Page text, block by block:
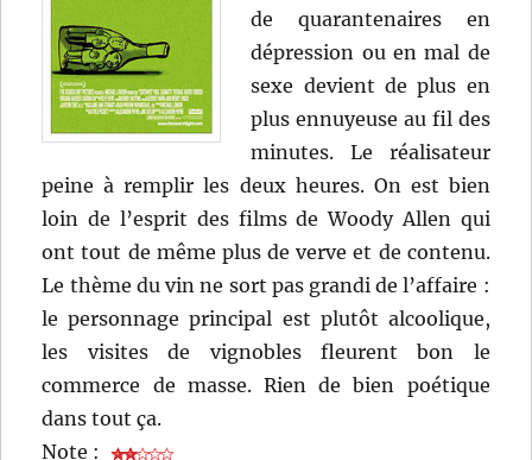
de quarantenaires en
dépression ou en mal de
sexe devient de plus en
plus ennuyeuse au fil des
minutes. Le réalisateur
peine à remplir les deux heures. On est bien
loin de l’esprit des films de Woody Allen qui
ont tout de même plus de verve et de contenu.
Le thème du vin ne sort pas grandi de l’affaire :
le personnage principal est plutôt alcoolique,
les visites de vignobles fleurent bon le
commerce de masse. Rien de bien poétique
dans tout ça.
Note :